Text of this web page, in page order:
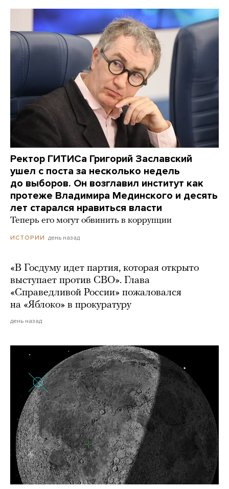
Ректор ГИТИСа Григорий Заславский
ушел с поста за несколько недель
до выборов. Он возглавил институт как
протеже Владимира Мединского и десять
лет старался нравиться власти
Теперь его могут обвинить в коррупции
ИСТОРИИ день назад
«В Госдуму идет партия, которая открыто
выступает против СВО». Глава
«Справедливой России» пожаловался
на «Яблоко» в прокуратуру
день назад